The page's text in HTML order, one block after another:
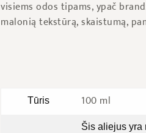
visiems odos tipams, ypač
malonią tekstūrą, skaistumą,
Tūris 100 ml
Šis aliejus yra